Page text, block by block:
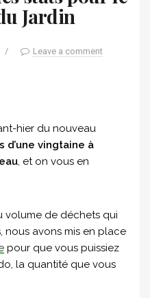
Jardin
/ Leave a comment
hier du nouveau
d’une vingtaine à
, et on vous en
volume de déchets qui
nous avons mis en place
pour que vous puissiez
la quantité que vous